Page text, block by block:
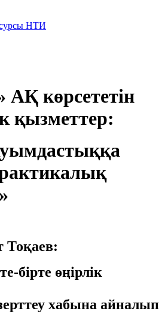
НТИ
көрсететін
қызметтер:
бірте өңірлік
хабына айналып